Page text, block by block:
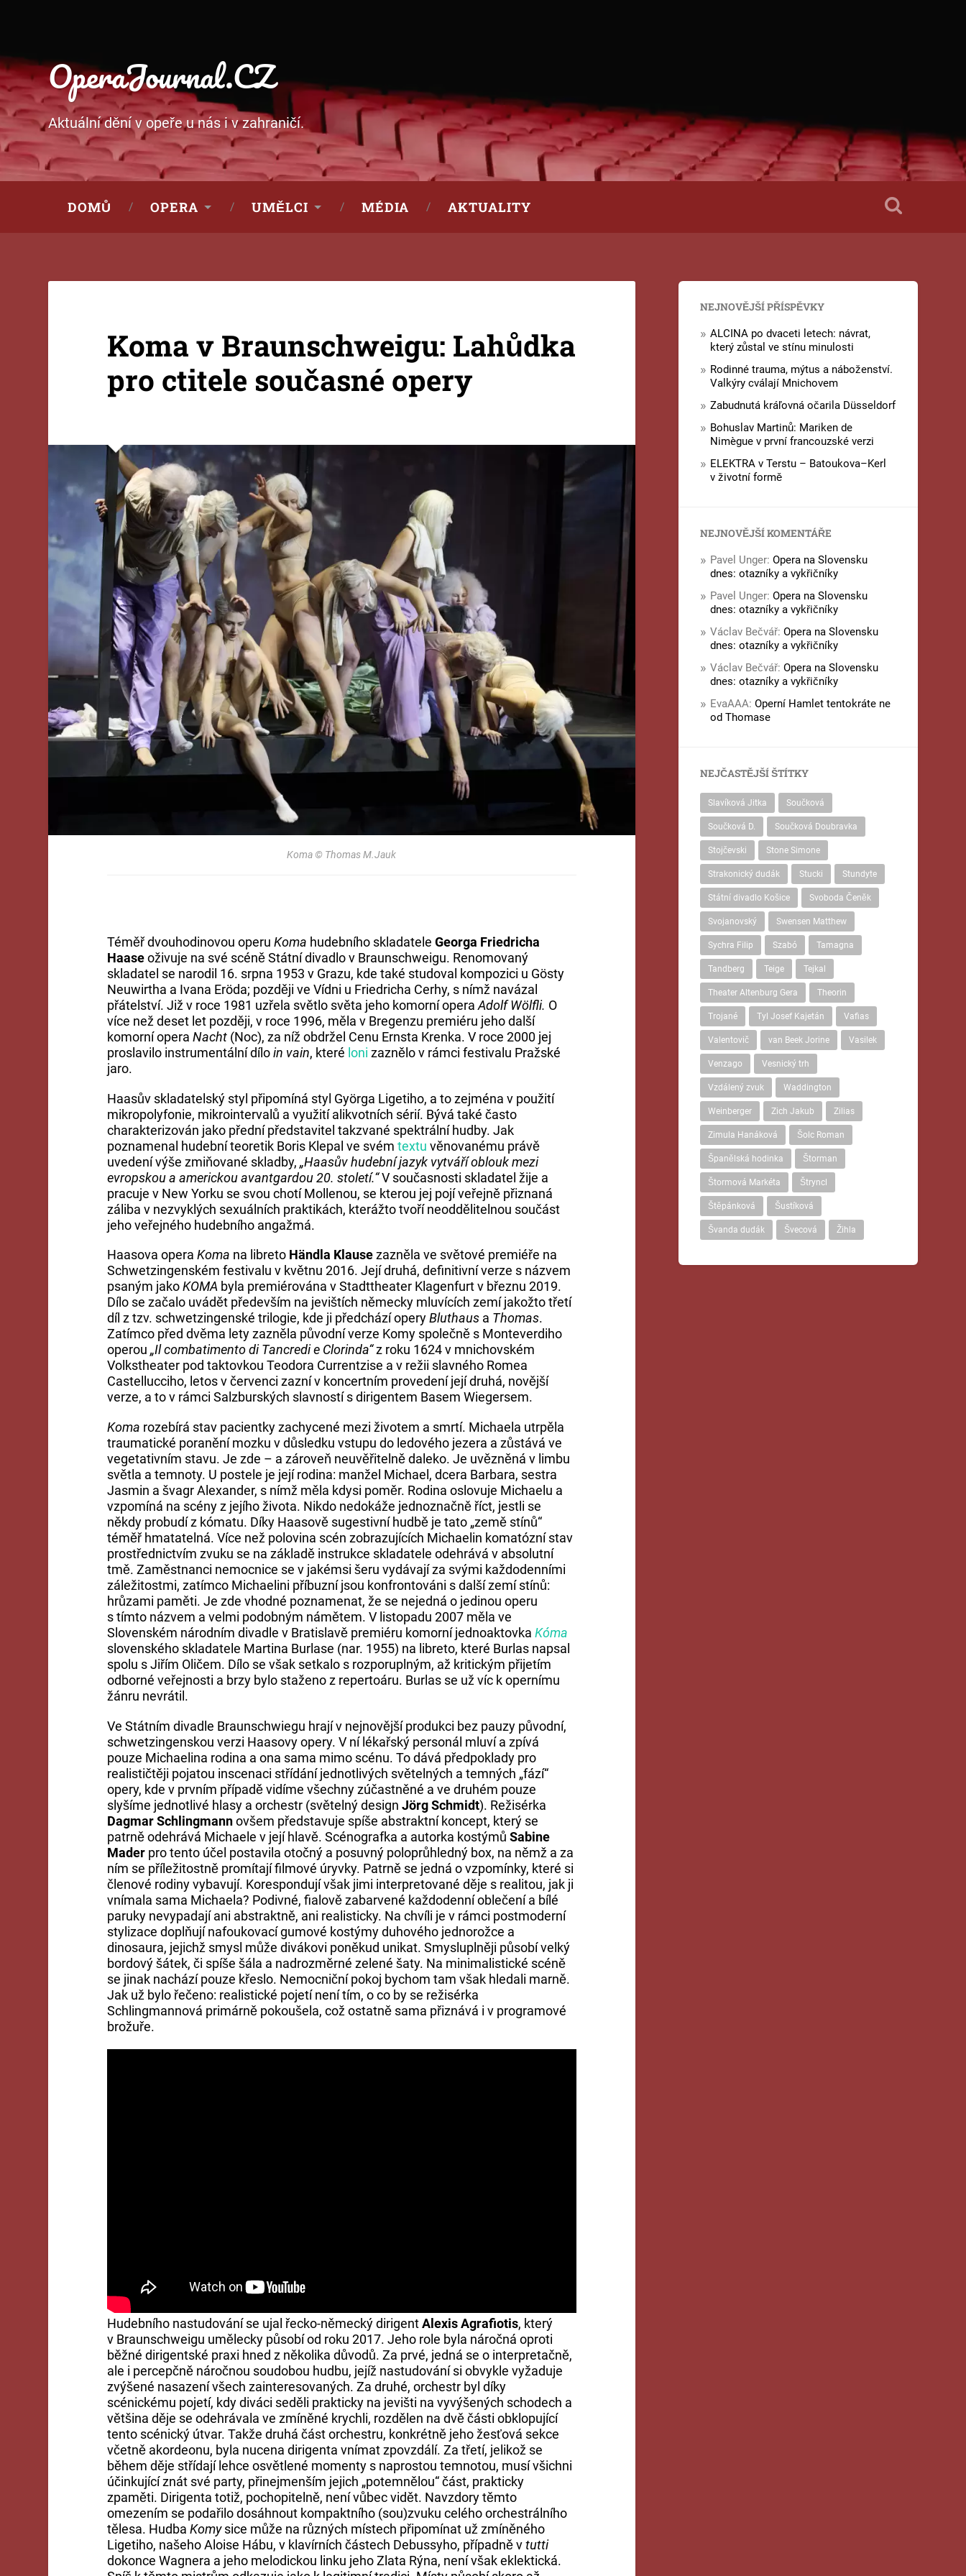
OperaJournal.CZ
Aktuální dění v opeře u nás i v zahraničí.
DOMŮ OPERA UMĚLCI MÉDIA AKTUALITY
Koma v Braunschweigu: Lahůdka
pro ctitele současné opery
Koma © Thomas M.Jauk
Téměř dvouhodinovou operu Koma hudebního skladatele Georga Friedricha
Haaseoživuje na své scéně Státní divadlo v Braunschweigu. Renomovaný
skladatel se narodil 16. srpna 1953 v Grazu, kde také studoval kompozici u Gösty
Neuwirtha a Ivana Eröda; později ve Vídni u Friedricha Cerhy, s nímž navázal
přátelství. Již v roce 1981 uzřela světlo světa jeho komorní opera Adolf Wölfli. O
více než deset let později, v roce 1996, měla v Bregenzu premiéru jeho další
komorní opera Nacht(Noc), za níž obdržel Cenu Ernsta Krenka. V roce 2000 jej
proslavilo instrumentální díloin vain, které loni zaznělo v rámci festivalu Pražské
jaro.
Haasův skladatelský styl připomíná styl Györga Ligetiho, a to zejména v použití
mikropolyfonie, mikrointervalů a využití alikvotních sérií. Bývá také často
charakterizován jako přední představitel takzvané spektrální hudby. Jak
poznamenal hudební teoretik Boris Klepal ve svém textu věnovanému právě
uvedení výše zmiňované skladby, „Haasův hudební jazyk vytváří oblouk mezi
evropskou a americkou avantgardou 20. století.“V současnosti skladatel žije a
pracuje v New Yorku se svou chotí Mollenou, se kterou jej pojí veřejně přiznaná
záliba v nezvyklých sexuálních praktikách, kterážto tvoří neoddělitelnou součást
jeho veřejného hudebního angažmá.
Haasova opera Koma na libretoHändla Klausezazněla ve světové premiéře na
Schwetzingenském festivalu v květnu 2016. Její druhá, definitivní verze s názvem
psaným jakoKOMAbyla premiérována v Stadttheater Klagenfurt v březnu 2019.
Dílo se začalo uvádět především na jevištích německy mluvících zemí jakožto třetí
díl z tzv. schwetzingenské trilogie, kde ji předchází operyBluthausa Thomas.
Zatímco před dvěma lety zazněla původní verze Komy společně s Monteverdiho
operou „Il combatimento di Tancredi e Clorinda“z roku 1624 v mnichovském
Volkstheater pod taktovkou Teodora Currentzise a v režii slavného Romea
Castellucciho, letos v červenci zazní v koncertním provedení její druhá, novější
verze, a to v rámci Salzburských slavností s dirigentem Basem Wiegersem.
Koma rozebírá stav pacientky zachycené mezi životem a smrtí. Michaela utrpěla
traumatické poranění mozku v důsledku vstupu do ledového jezera a zůstává ve
vegetativním stavu. Je zde – a zároveň neuvěřitelně daleko. Je uvězněná v limbu
světla a temnoty. U postele je její rodina: manžel Michael, dcera Barbara, sestra
Jasmin a švagr Alexander, s nímž měla kdysi poměr. Rodina oslovuje Michaelu a
vzpomíná na scény z jejího života. Nikdo nedokáže jednoznačně říct, jestli se
někdy probudí z kómatu. Díky Haasově sugestivní hudbě je tato „země stínů“
téměř hmatatelná. Více než polovina scén zobrazujících Michaelin komatózní stav
prostřednictvím zvuku se na základě instrukce skladatele odehrává v absolutní
tmě. Zaměstnanci nemocnice se v jakémsi šeru vydávají za svými každodenními
záležitostmi, zatímco Michaelini příbuzní jsou konfrontováni s další zemí stínů:
hrůzami paměti. Je zde vhodné poznamenat, že se nejedná o jedinou operu
s tímto názvem a velmi podobným námětem. V listopadu 2007 měla ve
Slovenském národním divadle v Bratislavě premiéru komorní jednoaktovka Kóma
slovenského skladatele Martina Burlase (nar. 1955) na libreto, které Burlas napsal
spolu s Jiřím Oličem. Dílo se však setkalo s rozporuplným, až kritickým přijetím
odborné veřejnosti a brzy bylo staženo z repertoáru. Burlas se už víc k opernímu
žánru nevrátil.
Ve Státním divadle Braunschwiegu hrají v nejnovější produkci bez pauzy původní,
schwetzingenskou verzi Haasovy opery. V ní lékařský personál mluví a zpívá
pouze Michaelina rodina a ona sama mimo scénu. To dává předpoklady pro
realističtěji pojatou inscenaci střídání jednotlivých světelných a temných „fází“
opery, kde v prvním případě vidíme všechny zúčastněné a ve druhém pouze
slyšíme jednotlivé hlasy a orchestr (světelný design Jörg Schmidt). Režisérka
Dagmar Schlingmannovšem představuje spíše abstraktní koncept, který se
patrně odehrává Michaele v její hlavě. Scénografka a autorka kostýmů Sabine
Mader pro tento účel postavila otočný a posuvný poloprůhledný box, na němž a za
ním se příležitostně promítají filmové úryvky. Patrně se jedná o vzpomínky, které si
členové rodiny vybavují. Korespondují však jimi interpretované děje s realitou, jak ji
vnímala sama Michaela? Podivné, fialově zabarvené každodenní oblečení a bílé
paruky nevypadají ani abstraktně, ani realisticky. Na chvíli je v rámci postmoderní
stylizace doplňují nafoukovací gumové kostýmy duhového jednorožce a
dinosaura, jejichž smysl může divákovi poněkud unikat. Smysluplněji působí velký
bordový šátek, či spíše šála a nadrozměrné zelené šaty. Na minimalistické scéně
se jinak nachází pouze křeslo. Nemocniční pokoj bychom tam však hledali marně.
Jak už bylo řečeno: realistické pojetí není tím, o co by se režisérka
Schlingmannová primárně pokoušela, což ostatně sama přiznává i v programové
brožuře.
Hudebního nastudování se ujal řecko-německý dirigentAlexis Agrafiotis, který
v Braunschweigu umělecky působí od roku 2017. Jeho role byla náročná oproti
běžné dirigentské praxi hned z několika důvodů. Za prvé, jedná se o interpretačně,
ale i percepčně náročnou soudobou hudbu, jejíž nastudování si obvykle vyžaduje
zvýšené nasazení všech zainteresovaných. Za druhé, orchestr byl díky
scénickému pojetí, kdy diváci seděli prakticky na jevišti na vyvýšených schodech a
většina děje se odehrávala ve zmíněné krychli, rozdělen na dvě části obklopující
tento scénický útvar. Takže druhá část orchestru, konkrétně jeho žesťová sekce
včetně akordeonu, byla nucena dirigenta vnímat zpovzdálí. Za třetí, jelikož se
během děje střídají lehce osvětlené momenty s naprostou temnotou, musí všichni
účinkující znát své party, přinejmenším jejich „potemnělou“ část, prakticky
zpaměti. Dirigenta totiž, pochopitelně, není vůbec vidět. Navzdory těmto
omezením se podařilo dosáhnout kompaktního (sou)zvuku celého orchestrálního
tělesa. Hudba Komysice může na různých místech připomínat už zmíněného
Ligetiho, našeho Aloise Hábu, v klavírních částech Debussyho, případně vtutti
dokonce Wagnera a jeho melodickou linku jeho Zlata Rýna, není však eklektická.
NEJNOVĚJŠÍ PŘÍSPĚVKY
ALCINA po dvaceti letech: návrat,
který zůstal ve stínu minulosti
Rodinné trauma, mýtus a náboženství.
Valkýry cválají Mnichovem
Zabudnutá kráľovná očarila Düsseldorf
Bohuslav Martinů: Mariken de
Nimègue v první francouzské verzi
ELEKTRA v Terstu – Batoukova–Kerl
v životní formě
NEJNOVĚJŠÍ KOMENTÁŘE
Pavel Unger:Opera na Slovensku
dnes: otazníky a vykřičníky
Pavel Unger:Opera na Slovensku
dnes: otazníky a vykřičníky
Václav Bečvář:Opera na Slovensku
dnes: otazníky a vykřičníky
Václav Bečvář:Opera na Slovensku
dnes: otazníky a vykřičníky
EvaAAA:Operní Hamlet tentokráte ne
od Thomase
NEJČASTĚJŠÍ ŠTÍTKY
Slavíková Jitka Součková
Součková D. Součková Doubravka
Stojčevski Stone Simone
Strakonický dudák Stucki Stundyte
Státní divadlo Košice Svoboda Čeněk
Svojanovský Swensen Matthew
Sychra Filip Szabó Tamagna
Tandberg Teige Tejkal
Theater Altenburg Gera Theorin
Trojané Tyl Josef Kajetán Vafias
Valentovič van Beek Jorine Vasilek
Venzago Vesnický trh
Vzdálený zvuk Waddington
Weinberger Zich Jakub Zilias
Zimula Hanáková Šolc Roman
Španělská hodinka Štorman
Štormová Markéta Štryncl
Štěpánková Šustíková
Švanda dudák Švecová Žihla